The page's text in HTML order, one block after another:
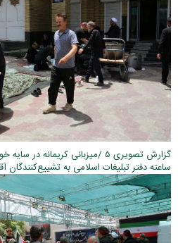
ساعته دفتر تبلیغات اسلامی به تشییع‌کنندگان